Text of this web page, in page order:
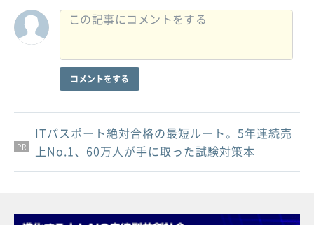
コメントをする
PR
PR
PR
ITパスポート絶対合格の最短ルート。5年連続売
上No.1、60万人が手に取った試験対策本